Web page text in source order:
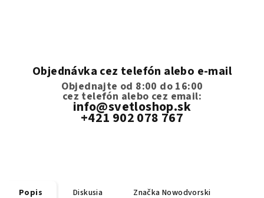
Objednávka cez telefón alebo e-mail
Objednajte od 8:00 do 16:00
cez telefón alebo cez email:
info@svetloshop.sk
+421 902 078 767
Popis Diskusia Značka Nowodvorski